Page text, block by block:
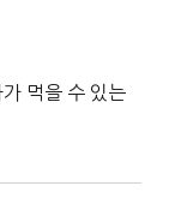
먹을 수 있는